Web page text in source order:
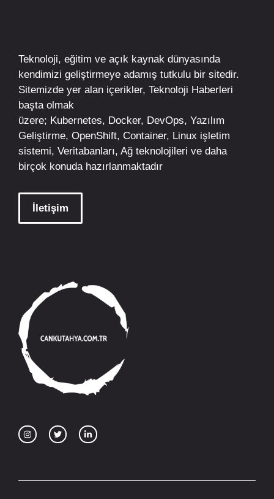
Teknoloji, eğitim ve açık kaynak dünyasında
kendimizi geliştirmeye adamış tutkulu bir sitedir.
Sitemizde yer alan içerikler, Teknoloji Haberleri
başta olmak
üzere; Kubernetes, Docker, DevOps, Yazılım
Geliştirme, OpenShift, Container, Linux işletim
sistemi, Veritabanları, Ağ teknolojileri ve daha
birçok konuda hazırlanmaktadır
İletişim